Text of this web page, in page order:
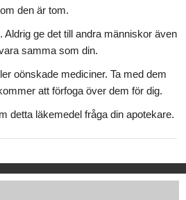
den är tom.
Aldrig ge det till andra människor även
samma som din.
oönskade mediciner. Ta med dem
att förfoga över dem för dig.
detta läkemedel fråga din apotekare.